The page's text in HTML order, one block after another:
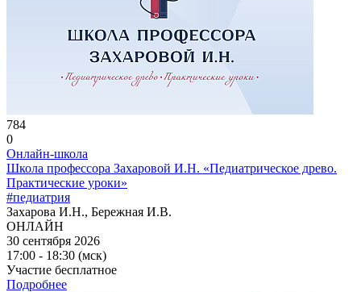
784
0
Онлайн-школа
Школа профессора Захаровой И.Н. «Педиатрическое древо.
Практические уроки»
#педиатрия
Захарова И.Н., Бережная И.В.
ОНЛАЙН
30 сентября 2026
17:00 - 18:30 (мск)
Участие бесплатное
Подробнее